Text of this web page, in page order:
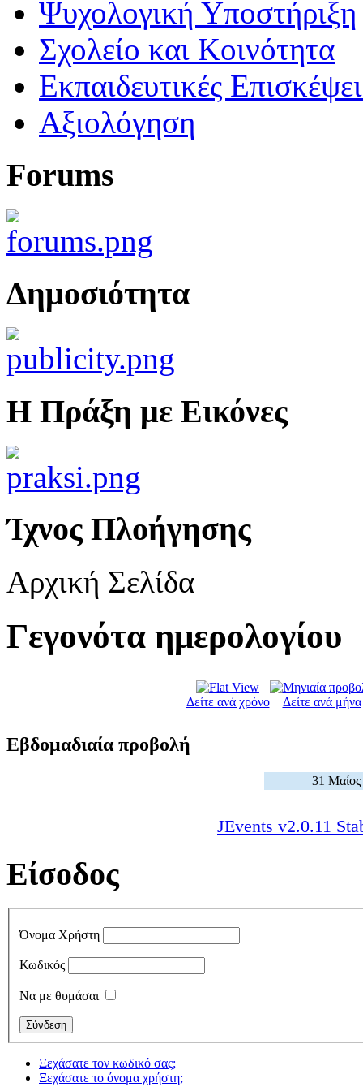
Ψυχολογική Υποστήριξη
Σχολείο και Κοινότητα
Εκπαιδευτικές
Αξιολόγηση
Forums
Δημοσιότητα
Η Πράξη με Εικόνες
Ίχνος Πλοήγησης
Αρχική Σελίδα
Γεγονότα ημερολογίου
Δείτε ανά χρόνο Δείτε ανά μήνα
Εβδομαδιαία προβολή
31 Μαίος
JEvents v2.0.11
Είσοδος
Όνομα Χρήστη
Κωδικός
Να με θυμάσαι
Ξεχάσατε τον κωδικό σας;
Ξεχάσατε το όνομα χρήστη;